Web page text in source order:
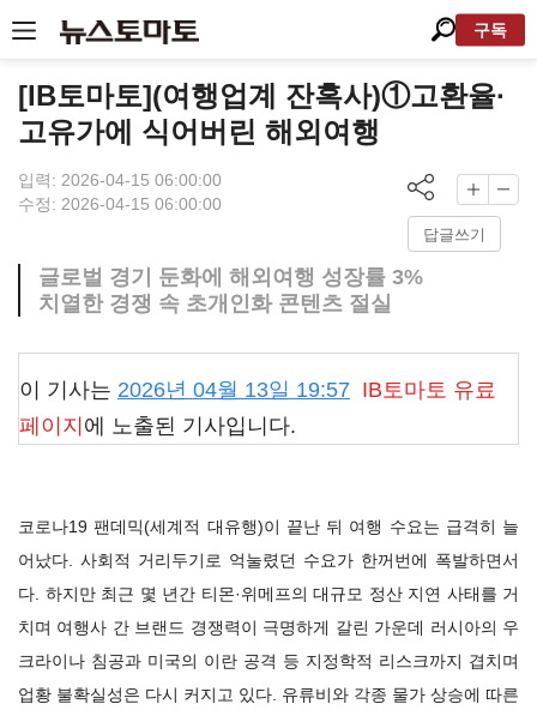
구독
[IB토마토](여행업계 잔혹사)①고환율·
고유가에 식어버린 해외여행
입력: 2026-04-15 06:00:00
수정: 2026-04-15 06:00:00
답글쓰기
글로벌 경기 둔화에 해외여행 성장률 3%
치열한 경쟁 속 초개인화 콘텐츠 절실
이 기사는 2026년 04월 13일 19:57 IB토마토 유료
페이지 에 노출된 기사입니다.
코로나19 팬데믹(세계적 대유행)이 끝난 뒤 여행 수요는 급격히 늘
어났다. 사회적 거리두기로 억눌렸던 수요가 한꺼번에 폭발하면서
다. 하지만 최근 몇 년간 티몬·위메프의 대규모 정산 지연 사태를 거
치며 여행사 간 브랜드 경쟁력이 극명하게 갈린 가운데 러시아의 우
크라이나 침공과 미국의 이란 공격 등 지정학적 리스크까지 겹치며
업황 불확실성은 다시 커지고 있다. 유류비와 각종 물가 상승에 따른